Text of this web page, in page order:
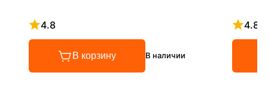
4.8
Рейтинг 4.8 из 5
В корзину В наличии
4.8